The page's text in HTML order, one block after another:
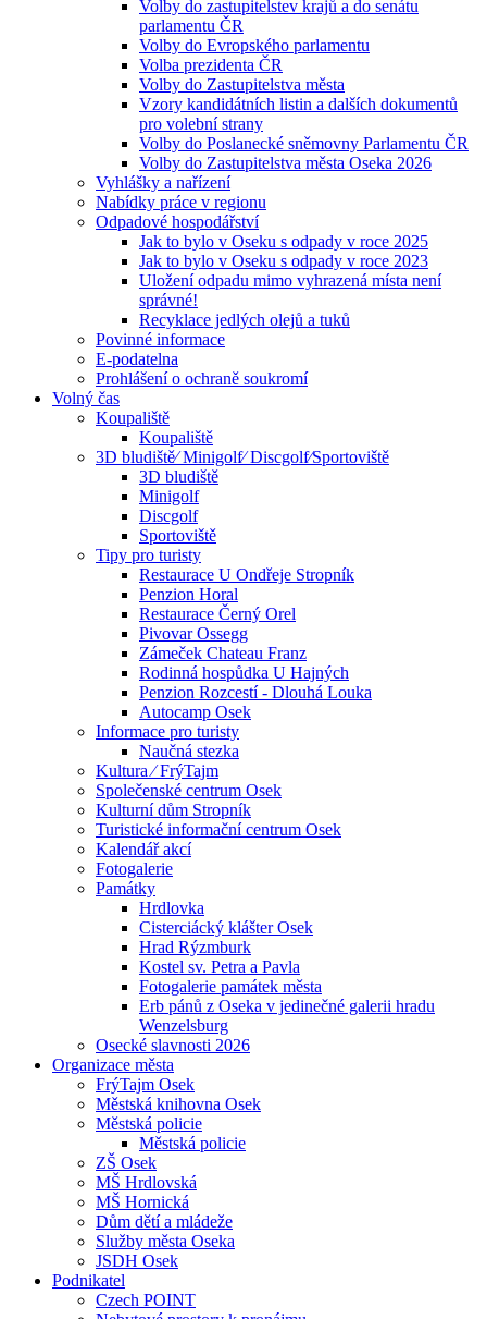
Volby do zastupitelstev krajů a do senátu
parlamentu ČR
Volby do Evropského parlamentu
Volba prezidenta ČR
Volby do Zastupitelstva města
Vzory kandidátních listin a dalších dokumentů
pro volební strany
Volby do Poslanecké sněmovny Parlamentu ČR
Volby do Zastupitelstva města Oseka 2026
Vyhlášky a nařízení
Nabídky práce v regionu
Odpadové hospodářství
Jak to bylo v Oseku s odpady v roce 2025
Jak to bylo v Oseku s odpady v roce 2023
Uložení odpadu mimo vyhrazená místa není
správné!
Recyklace jedlých olejů a tuků
Povinné informace
E-podatelna
Prohlášení o ochraně soukromí
Volný čas
Koupaliště
Koupaliště
3D bludiště⁄ Minigolf⁄ Discgolf⁄Sportoviště
3D bludiště
Minigolf
Discgolf
Sportoviště
Tipy pro turisty
Restaurace U Ondřeje Stropník
Penzion Horal
Restaurace Černý Orel
Pivovar Ossegg
Zámeček Chateau Franz
Rodinná hospůdka U Hajných
Penzion Rozcestí - Dlouhá Louka
Autocamp Osek
Informace pro turisty
Naučná stezka
Kultura ⁄ FrýTajm
Společenské centrum Osek
Kulturní dům Stropník
Turistické informační centrum Osek
Kalendář akcí
Fotogalerie
Památky
Hrdlovka
Cisterciácký klášter Osek
Hrad Rýzmburk
Kostel sv. Petra a Pavla
Fotogalerie památek města
Erb pánů z Oseka v jedinečné galerii hradu
Wenzelsburg
Osecké slavnosti 2026
Organizace města
FrýTajm Osek
Městská knihovna Osek
Městská policie
Městská policie
ZŠ Osek
MŠ Hrdlovská
MŠ Hornická
Dům dětí a mládeže
Služby města Oseka
JSDH Osek
Podnikatel
Czech POINT